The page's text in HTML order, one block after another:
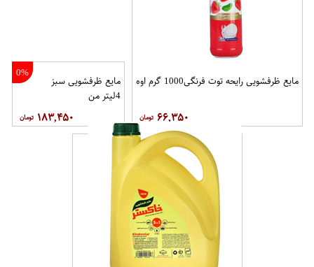
مایع ظرفشویی رایحه توت فرنگی1000 گرم اوه
۶۶,۳۵۰
0%
مایع ظرفشویی سبز
4لیتر من
۱۸۳,۴۵۰